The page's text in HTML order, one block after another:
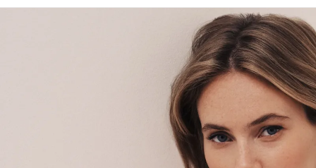
Tops
Accessoires
Alle Dessous
Meine